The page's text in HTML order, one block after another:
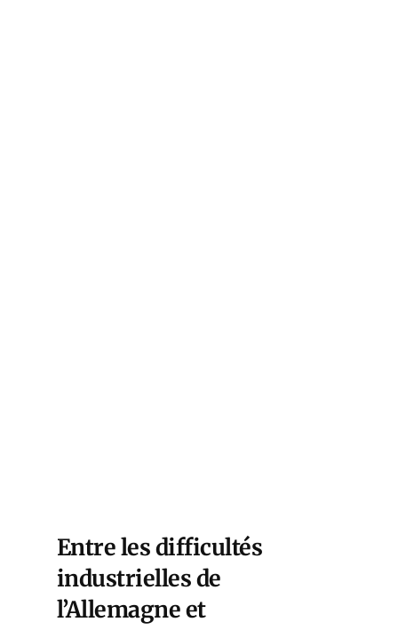
Entre les difficultés
industrielles de
l’Allemagne et